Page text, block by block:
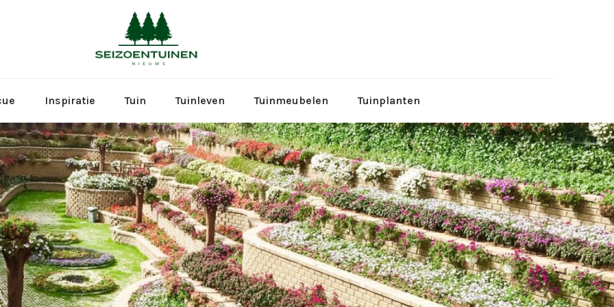
Inspiratie Tuin Tuinleven Tuinmeubelen Tuinplanten